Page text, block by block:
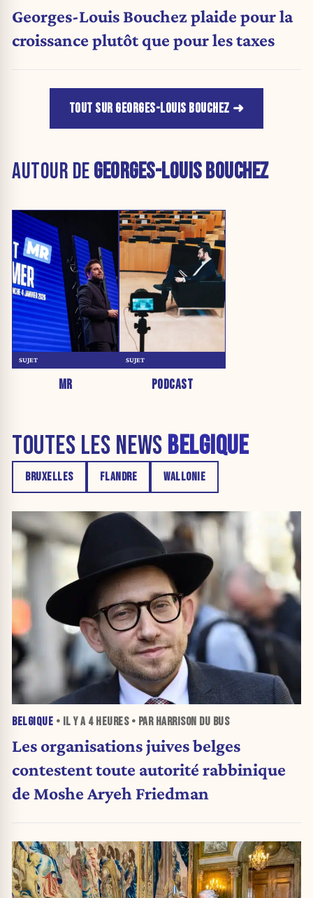
Georges-Louis Bouchez plaide pour la
croissance plutôt que pour les taxes
TOUT SUR GEORGES-LOUIS BOUCHEZ
AUTOUR DEGEORGES-LOUIS BOUCHEZ
MR
SUJET
PODCAST
SUJET
TOUTES LES NEWS BELGIQUE
BRUXELLES FLANDRE WALLONIE
BELGIQUE • IL Y A 4 HEURES• PAR HARRISON DU BUS
Les organisations juives belges
contestent toute autorité rabbinique
de Moshe Aryeh Friedman